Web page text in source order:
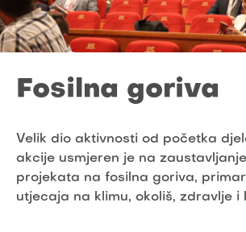
Fosilna goriva
Velik dio aktivnosti od početka
akcije usmjeren je na
projekata na fosilna goriva,
utjecaja na klimu, okoliš, zdravlje i